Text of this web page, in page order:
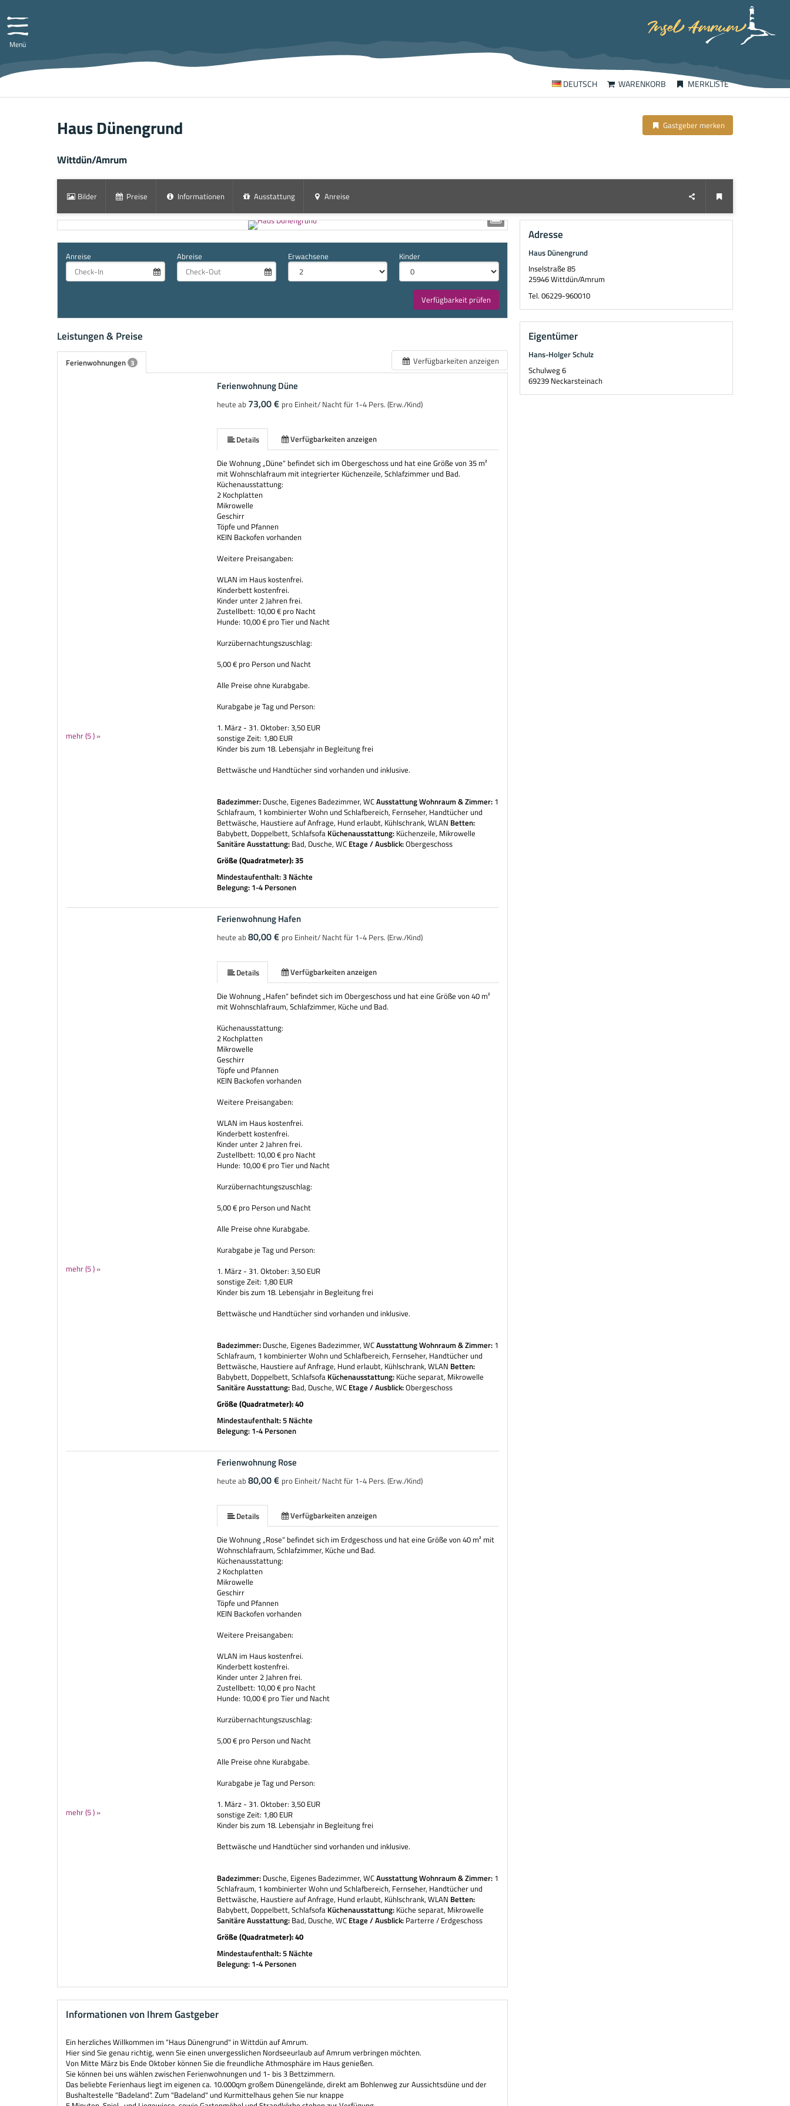
Menü
DEUTSCH WARENKORB MERKLISTE
Haus Dünengrund Gastgeber merken
Wittdün/Amrum
Bilder Preise Informationen Ausstattung Anreise
Anreise Abreise Erwachsene Kinder
Verfügbarkeit prüfen
Verfügbarkeiten anzeigen
Leistungen & Preise
Ferienwohnungen 3
mehr (5 ) »
Ferienwohnung Düne
heute ab 73,00 € pro Einheit/ Nacht für 1-4 Pers. (Erw./Kind)
Details Verfügbarkeiten anzeigen
Die Wohnung „Düne“ befindet sich im Obergeschoss und hat eine Größe von 35 m²
mit Wohnschlafraum mit integrierter Küchenzeile, Schlafzimmer und Bad.
Küchenausstattung:
2 Kochplatten
Mikrowelle
Geschirr
Töpfe und Pfannen
KEIN Backofen vorhanden
Weitere Preisangaben:
WLAN im Haus kostenfrei.
Kinderbett kostenfrei.
Kinder unter 2 Jahren frei.
Zustellbett: 10,00 € pro Nacht
Hunde: 10,00 € pro Tier und Nacht
Kurzübernachtungszuschlag:
5,00 € pro Person und Nacht
Alle Preise ohne Kurabgabe.
Kurabgabe je Tag und Person:
1. März - 31. Oktober: 3,50 EUR
sonstige Zeit: 1,80 EUR
Kinder bis zum 18. Lebensjahr in Begleitung frei
Bettwäsche und Handtücher sind vorhanden und inklusive.
Badezimmer: Dusche, Eigenes Badezimmer, WCAusstattung Wohnraum & Zimmer: 1
Schlafraum, 1 kombinierter Wohn und Schlafbereich, Fernseher, Handtücher und
Bettwäsche, Haustiere auf Anfrage, Hund erlaubt, Kühlschrank, WLAN Betten:
Babybett, Doppelbett, Schlafsofa Küchenausstattung: Küchenzeile, Mikrowelle
Sanitäre Ausstattung: Bad, Dusche, WC Etage / Ausblick:Obergeschoss
Größe (Quadratmeter): 35
Mindestaufenthalt: 3 Nächte
Belegung: 1-4 Personen
mehr (5 ) »
Ferienwohnung Hafen
heute ab80,00 € pro Einheit/ Nacht für 1-4 Pers. (Erw./Kind)
Details Verfügbarkeiten anzeigen
Die Wohnung „Hafen“ befindet sich im Obergeschoss und hat eine Größe von 40 m²
mit Wohnschlafraum, Schlafzimmer, Küche und Bad.
Küchenausstattung:
2 Kochplatten
Mikrowelle
Geschirr
Töpfe und Pfannen
KEIN Backofen vorhanden
Weitere Preisangaben:
WLAN im Haus kostenfrei.
Kinderbett kostenfrei.
Kinder unter 2 Jahren frei.
Zustellbett: 10,00 € pro Nacht
Hunde: 10,00 € pro Tier und Nacht
Kurzübernachtungszuschlag:
5,00 € pro Person und Nacht
Alle Preise ohne Kurabgabe.
Kurabgabe je Tag und Person:
1. März - 31. Oktober: 3,50 EUR
sonstige Zeit: 1,80 EUR
Kinder bis zum 18. Lebensjahr in Begleitung frei
Bettwäsche und Handtücher sind vorhanden und inklusive.
Badezimmer: Dusche, Eigenes Badezimmer, WCAusstattung Wohnraum & Zimmer: 1
Schlafraum, 1 kombinierter Wohn und Schlafbereich, Fernseher, Handtücher und
Bettwäsche, Haustiere auf Anfrage, Hund erlaubt, Kühlschrank, WLAN Betten:
Babybett, Doppelbett, Schlafsofa Küchenausstattung: Küche separat, Mikrowelle
Sanitäre Ausstattung: Bad, Dusche, WC Etage / Ausblick:Obergeschoss
Größe (Quadratmeter): 40
Mindestaufenthalt: 5 Nächte
Belegung: 1-4 Personen
mehr (5 ) »
Ferienwohnung Rose
heute ab80,00 € pro Einheit/ Nacht für 1-4 Pers. (Erw./Kind)
Details Verfügbarkeiten anzeigen
Die Wohnung „Rose“ befindet sich im Erdgeschoss und hat eine Größe von 40 m² mit
Wohnschlafraum, Schlafzimmer, Küche und Bad.
Küchenausstattung:
2 Kochplatten
Mikrowelle
Geschirr
Töpfe und Pfannen
KEIN Backofen vorhanden
Weitere Preisangaben:
WLAN im Haus kostenfrei.
Kinderbett kostenfrei.
Kinder unter 2 Jahren frei.
Zustellbett: 10,00 € pro Nacht
Hunde: 10,00 € pro Tier und Nacht
Kurzübernachtungszuschlag:
5,00 € pro Person und Nacht
Alle Preise ohne Kurabgabe.
Kurabgabe je Tag und Person:
1. März - 31. Oktober: 3,50 EUR
sonstige Zeit: 1,80 EUR
Kinder bis zum 18. Lebensjahr in Begleitung frei
Bettwäsche und Handtücher sind vorhanden und inklusive.
Badezimmer: Dusche, Eigenes Badezimmer, WCAusstattung Wohnraum & Zimmer: 1
Schlafraum, 1 kombinierter Wohn und Schlafbereich, Fernseher, Handtücher und
Bettwäsche, Haustiere auf Anfrage, Hund erlaubt, Kühlschrank, WLAN Betten:
Babybett, Doppelbett, Schlafsofa Küchenausstattung: Küche separat, Mikrowelle
Sanitäre Ausstattung: Bad, Dusche, WC Etage / Ausblick: Parterre / Erdgeschoss
Größe (Quadratmeter): 40
Mindestaufenthalt: 5 Nächte
Belegung: 1-4 Personen
Informationen von Ihrem Gastgeber
Ein herzliches Willkommen im "Haus Dünengrund" in Wittdün auf Amrum.
Hier sind Sie genau richtig, wenn Sie einen unvergesslichen Nordseeurlaub auf Amrum verbringen möchten.
Von Mitte März bis Ende Oktober können Sie die freundliche Athmosphäre im Haus genießen.
Sie können bei uns wählen zwischen Ferienwohnungen und 1- bis 3 Bettzimmern.
Das beliebte Ferienhaus liegt im eigenen ca. 10.000qm großem Dünengelände, direkt am Bohlenweg zur Aussichtsdüne und der
Bushaltestelle "Badeland". Zum "Badeland" und Kurmittelhaus gehen Sie nur knappe
Adresse
Haus Dünengrund
Inselstraße 85
25946Wittdün/Amrum
Tel. 06229-960010
Eigentümer
Hans-Holger Schulz
Schulweg 6
69239 Neckarsteinach